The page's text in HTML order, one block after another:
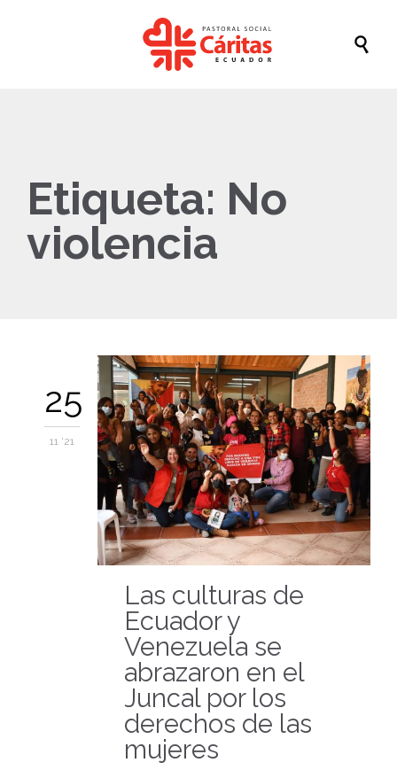

Etiqueta: No
violencia
25
11 '21
Las culturas de
Ecuador y
Venezuela se
abrazaron en el
Juncal por los
derechos de las
mujeres